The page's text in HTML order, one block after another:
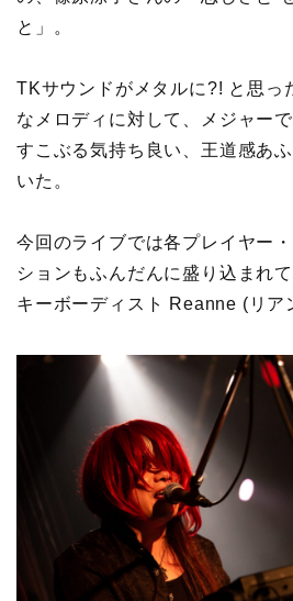
と」。
TKサウンドがメタルに?! と思っ
なメロディに対して、メジャー
すこぶる気持ち良い、王道感あ
いた。
今回のライブでは各プレイヤー
ションもふんだんに盛り込まれ
キーボーディスト Reanne (リア